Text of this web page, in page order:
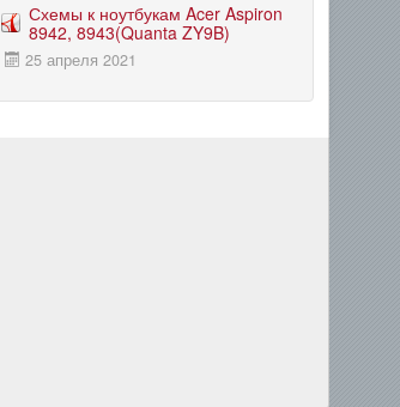
Схемы к ноутбукам Acer Aspiron
8942, 8943(Quanta ZY9B)
25 апреля 2021